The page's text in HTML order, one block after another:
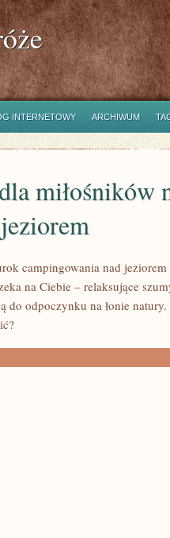
INTERNETOWY ARCHIWUM
miłośników
campingowania nad
na Ciebie – relaksujące
do odpoczynku na łonie